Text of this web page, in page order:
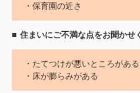
・保育園の近さ
住まいにご不満な点をお聞かせ
・たてつけが悪いところがある
・床が膨らみがある